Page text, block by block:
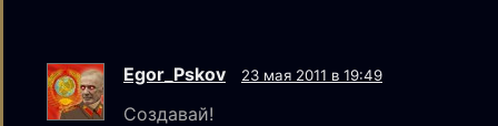
Egor_Pskov 23 мая 2011 в 19:49
Создавай!